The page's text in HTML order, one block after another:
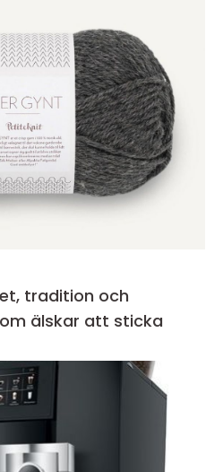
älskar att sticka